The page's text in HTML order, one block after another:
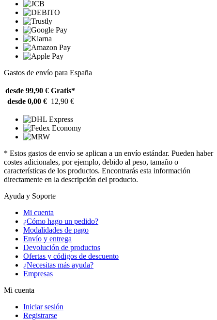
Gastos de envío para España
desde 99,90 € Gratis*
desde 0,00 € 12,90 €
* Estos gastos de envío se aplican a un envío estándar. Pueden haber
costes adicionales, por ejemplo, debido al peso, tamaño o
características de los productos. Encontrarás esta información
directamente en la descripción del producto.
Ayuda y Soporte
Mi cuenta
¿Cómo hago un pedido?
Modalidades de pago
Envío y entrega
Devolución de productos
Ofertas y códigos de descuento
¿Necesitas más ayuda?
Empresas
Mi cuenta
Iniciar sesión
Registrarse